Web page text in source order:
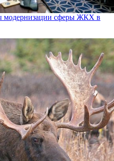
модернизации сферы ЖКХ в